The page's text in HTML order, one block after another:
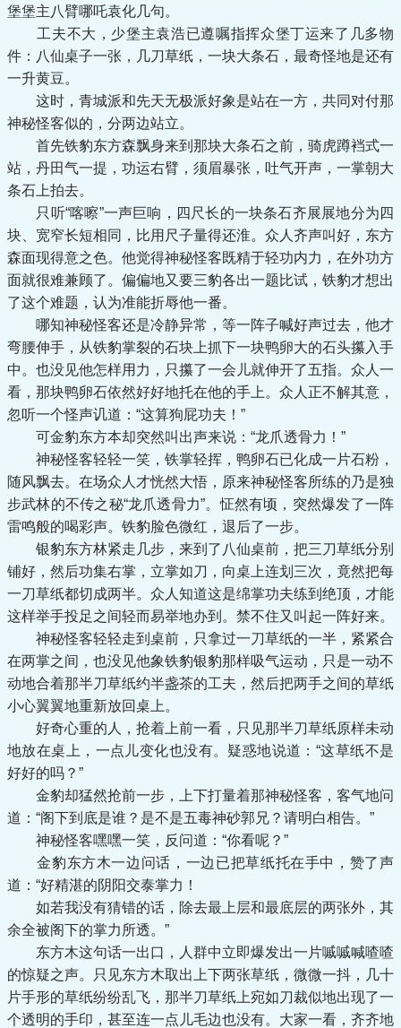
堡堡主八臂哪吒袁化几句。
工夫不大，少堡主袁浩已遵嘱指挥众堡丁运来了几多物
件：八仙桌子一张，几刀草纸，一块大条石，最奇怪地是还有
一升黄豆。
这时，青城派和先天无极派好象是站在一方，共同对付那
神秘怪客似的，分两边站立。
首先铁豹东方森飘身来到那块大条石之前，骑虎蹲裆式一
站，丹田气一提，功运右臂，须眉暴张，吐气开声，一掌朝大
条石上拍去。
只听“喀嚓”一声巨响，四尺长的一块条石齐展展地分为四
块、宽窄长短相同，比用尺子量得还淮。众人齐声叫好，东方
森面现得意之色。他觉得神秘怪客既精于轻功内力，在外功方
面就很难兼顾了。偏偏地又要三豹各出一题比试，铁豹才想出
了这个难题，认为准能折辱他一番。
哪知神秘怪客还是冷静异常，等一阵子喊好声过去，他才
弯腰伸手，从铁豹掌裂的石块上抓下一块鸭卵大的石头攥入手
中。也没见他怎样用力，只攥了一会儿就伸开了五指。众人一
看，那块鸭卵石依然好好地托在他的手上。众人正不解其意，
忽听一个怪声讥道：“这算狗屁功夫！”
可金豹东方本却突然叫出声来说：“龙爪透骨力！”
神秘怪客轻轻一笑，铁掌轻挥，鸭卵石已化成一片石粉，
随风飘去。在场众人才恍然大悟，原来神秘怪客所练的乃是独
步武林的不传之秘“龙爪透骨力”。怔然有顷，突然爆发了一阵
雷鸣般的喝彩声。铁豹脸色微红，退后了一步。
银豹东方林紧走几步，来到了八仙桌前，把三刀草纸分别
铺好，然后功集右掌，立掌如刀，向桌上连划三次，竟然把每
一刀草纸都切成两半。众人知道这是绵掌功夫练到绝顶，才能
这样举手投足之间轻而易举地办到。禁不住又叫起一阵好来。
神秘怪客轻轻走到桌前，只拿过一刀草纸的一半，紧紧合
在两掌之间，也没见他象铁豹银豹那样吸气运动，只是一动不
动地合着那半刀草纸约半盏茶的工夫，然后把两手之间的草纸
小心翼翼地重新放回桌上。
好奇心重的人，抢着上前一看，只见那半刀草纸原样未动
地放在桌上，一点儿变化也没有。疑惑地说道：“这草纸不是
好好的吗？”
金豹却猛然抢前一步，上下打量着那神秘怪客，客气地问
道：“阁下到底是谁？是不是五毒神砂郭兄？请明白相告。”
神秘怪客嘿嘿一笑，反问道：“你看呢？”
金豹东方木一边问话，一边已把草纸托在手中，赞了声
道：“好精湛的阴阳交泰掌力！
如若我没有猜错的话，除去最上层和最底层的两张外，其
余全被阁下的掌力所透。”
东方木这句话一出口，人群中立即爆发出一片嘁嘁喊喳喳
的惊疑之声。只见东方木取出上下两张草纸，微微一抖，几十
片手形的草纸纷纷乱飞，那半刀草纸上宛如刀裁似地出现了一
个透明的手印，甚至连一点儿毛边也没有。大家一看，齐齐地